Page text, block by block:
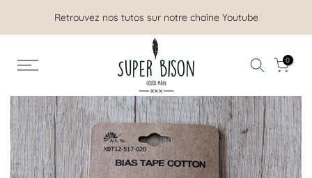
Retrouvez nos tutos sur notre chaîne Youtube
0